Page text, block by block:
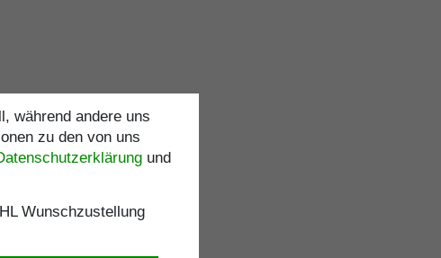
während andere uns
zu den von uns
und
Wunschzustellung